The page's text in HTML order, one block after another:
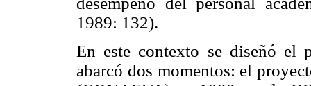
1989: 132).
En este contexto se diseñó el
abarcó dos momentos: el